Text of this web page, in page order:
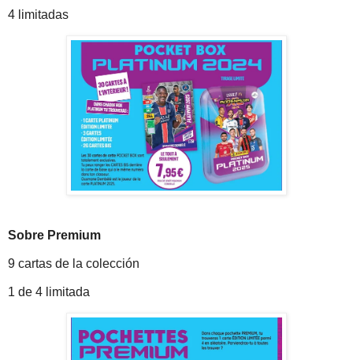
4 limitadas
Sobre Premium
9 cartas de la colección
1 de 4 limitada